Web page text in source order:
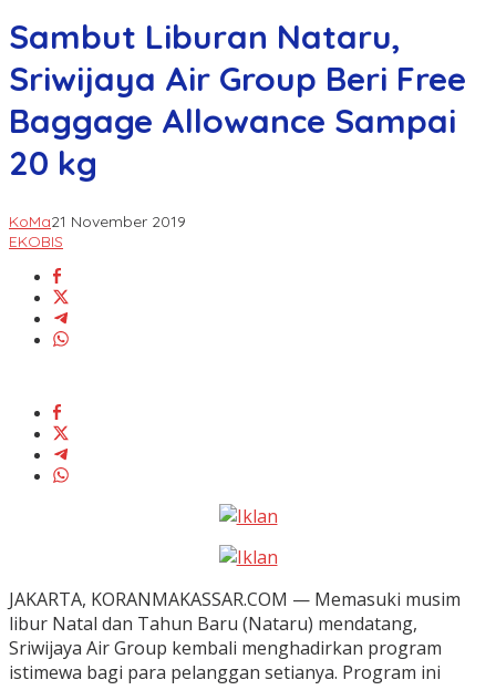
Sambut Liburan Nataru,
Sriwijaya Air Group Beri Free
Baggage Allowance Sampai
20 kg
KoMa21 November 2019
EKOBIS
JAKARTA, KORANMAKASSAR.COM — Memasuki musim
libur Natal dan Tahun Baru (Nataru) mendatang,
Sriwijaya Air Group kembali menghadirkan program
istimewa bagi para pelanggan setianya. Program ini